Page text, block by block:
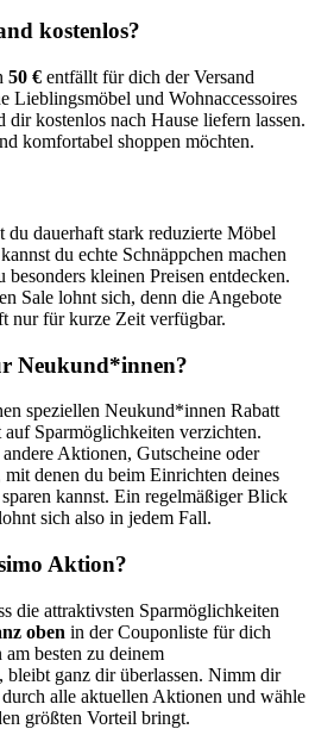
kostenlos?
50 € entfällt für dich der Versand
Lieblingsmöbel und Wohnaccessoires
dir kostenlos nach Hause liefern lassen.
komfortabel shoppen möchten.
du dauerhaft stark reduzierte Möbel
du echte Schnäppchen machen
kleinen Preisen entdecken.
Sale lohnt sich, denn die Angebote
nur für kurze Zeit verfügbar.
Neukund*innen?
speziellen Neukund*innen Rabatt
Sparmöglichkeiten verzichten.
Aktionen, Gutscheine oder
denen du beim Einrichten deines
kannst. Ein regelmäßiger Blick
sich also in jedem Fall.
Aktion?
die attraktivsten Sparmöglichkeiten
oben in der Couponliste für dich
besten zu deinem
bleibt ganz dir überlassen. Nimm dir
alle aktuellen Aktionen und wähle
größten Vorteil bringt.